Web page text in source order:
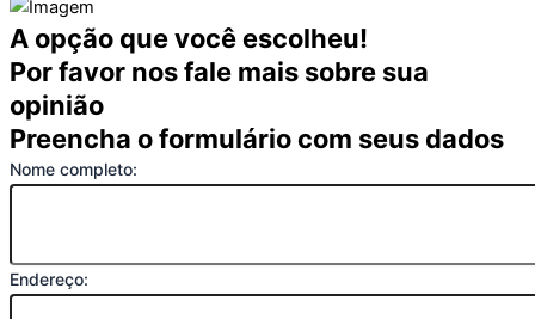
A opção que você escolheu!
Por favor nos fale mais sobre sua
opinião
Preencha o formulário com seus dados
Nome completo:
Endereço: